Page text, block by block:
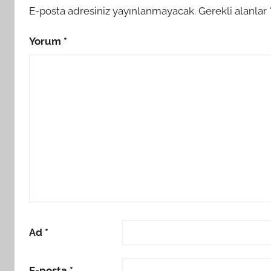
E-posta adresiniz yayınlanmayacak. Gerekli alanlar
Yorum *
Ad *